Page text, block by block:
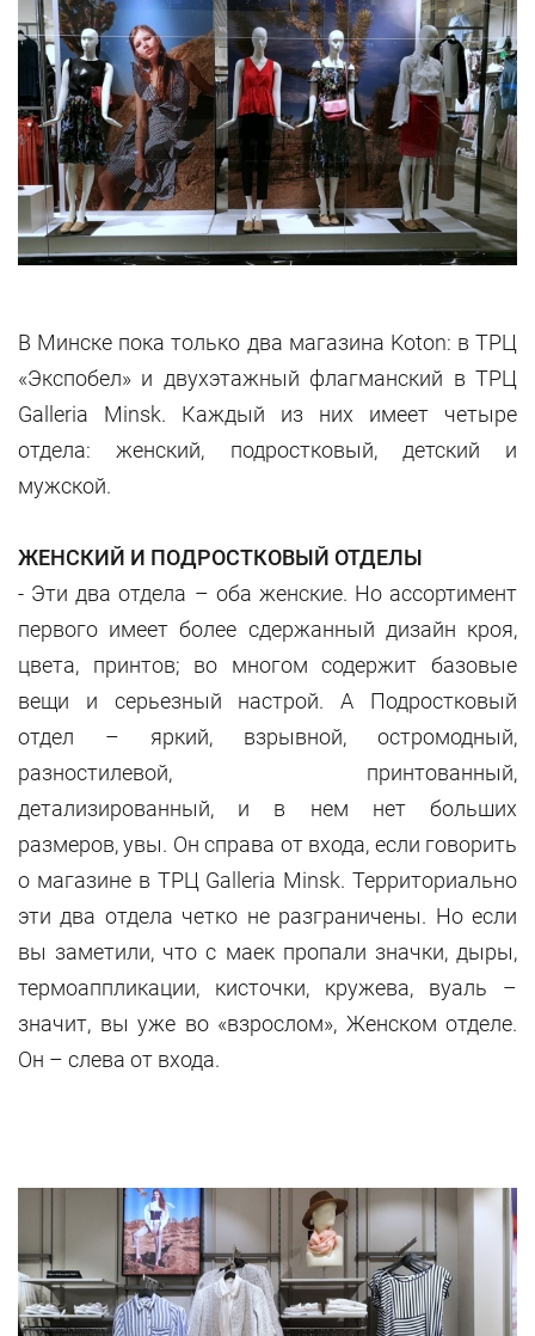
В Минске пока только два магазина Koton: в ТРЦ
«Экспобел» и двухэтажный флагманский в ТРЦ
Galleria Minsk. Каждый из них имеет четыре
отдела: женский, подростковый, детский и
мужской.
ЖЕНСКИЙ И ПОДРОСТКОВЫЙ ОТДЕЛЫ
- Эти два отдела – оба женские. Но ассортимент
первого имеет более сдержанный дизайн кроя,
цвета, принтов; во многом содержит базовые
вещи и серьезный настрой. А Подростковый
отдел – яркий, взрывной, остромодный,
разностилевой, принтованный,
детализированный, и в нем нет больших
размеров, увы. Он справа от входа, если говорить
о магазине в ТРЦ Galleria Minsk. Территориально
эти два отдела четко не разграничены. Но если
вы заметили, что с маек пропали значки, дыры,
термоаппликации, кисточки, кружева, вуаль –
значит, вы уже во «взрослом», Женском отделе.
Он – слева от входа.